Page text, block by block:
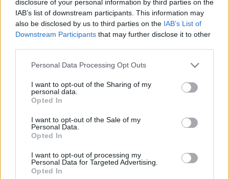
disclosure of your personal information by third parties on the
IAB’s list of downstream participants. This information may
also be disclosed by us to third parties on the IAB’s List of
Downstream Participants that may further disclose it to other
Please note that this website/app uses one or more Google
not limited to your visit or usage behaviour. You may click to
grant or deny consent to Google and its third-party tags to
use your data for below specified purposes in below Google
consent section.
Personal Data Processing Opt Outs
I want to opt-out of the Sharing of my
personal data.
Opted In
I want to opt-out of the Sale of my
Personal Data.
Opted In
I want to opt-out of processing my
Personal Data for Targeted Advertising.
Opted In